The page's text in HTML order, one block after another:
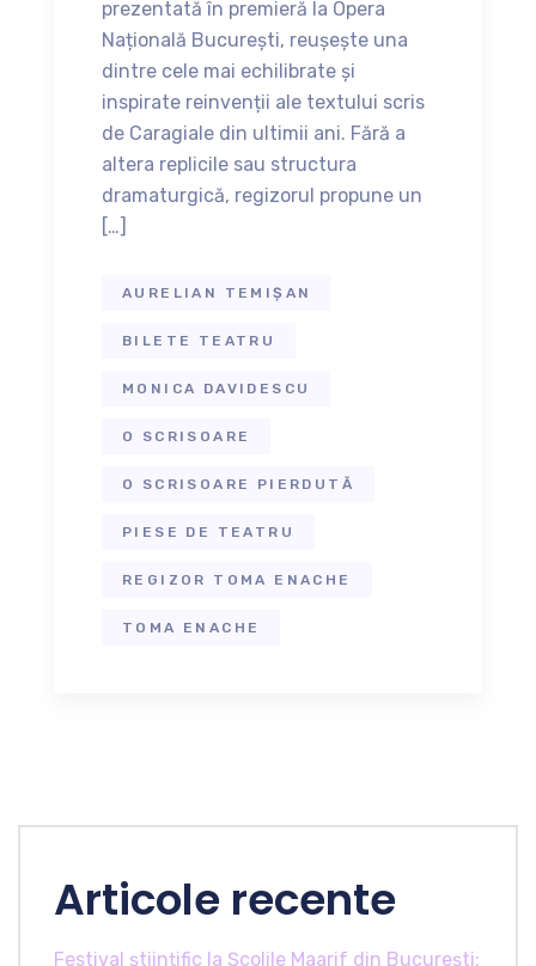
prezentată în premieră la Opera
Națională București, reușește una
dintre cele mai echilibrate și
inspirate reinvenții ale textului scris
de Caragiale din ultimii ani. Fără a
altera replicile sau structura
dramaturgică, regizorul propune un
[…]
AURELIAN TEMIȘAN
BILETE TEATRU
MONICA DAVIDESCU
O SCRISOARE
O SCRISOARE PIERDUTĂ
PIESE DE TEATRU
REGIZOR TOMA ENACHE
TOMA ENACHE
Articole recente
Festival științific la Școlile Maarif din București: